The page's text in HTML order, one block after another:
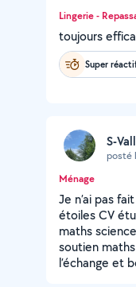
Lingerie -
toujours
Super
S-
posté
Ménage
Je n’ai pas
étoiles CV
maths
soutien
l’échange et